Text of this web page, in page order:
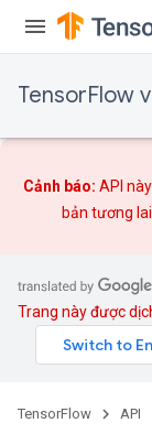
TensorFlow
Cảnh báo: API
bản tương
Trang này được
TensorFlow API